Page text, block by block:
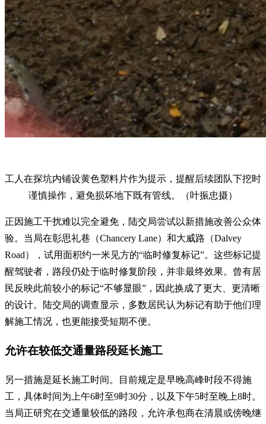
工人在探坑内铺设黄色塑料片作为提示，提醒后续团队下挖时
谨慎操作，避免损坏地下既有管线。（叶振忠摄）
正因施工干扰难以完全避免，陆交局尝试以新措施改善公众体
验。当局在彰思礼巷（Chancery Lane）和大威路（Dalvey
Road），试用面积约一米见方的“临时修复标记”。这些标记提
醒驾驶者，路段仍处于临时修复阶段，并非最终效果。曾有居
民反映此前较小的标记“不够显眼”，因此换成了更大、更清晰
的设计。陆交局的调查显示，多数居民认为标记有助于他们理
解施工情况，也更能接受短期不便。
允许在较低交通量路段延长施工
另一措施是延长施工时间。目前规定是早晚高峰时段不得施
工，具体时间为上午6时至9时30分，以及下午5时至晚上8时。
当局正研究在交通量较低的路段，允许承包商在清晨或傍晚继